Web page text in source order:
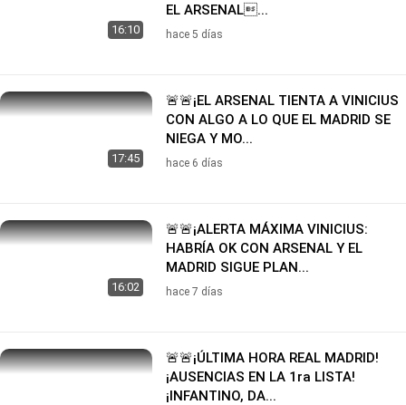
16:10
EL ARSENAL...
hace 5 días
17:45
🚨🚨¡EL ARSENAL TIENTA A VINICIUS
CON ALGO A LO QUE EL MADRID SE
NIEGA Y MO...
hace 6 días
16:02
🚨🚨¡ALERTA MÁXIMA VINICIUS:
HABRÍA OK CON ARSENAL Y EL
MADRID SIGUE PLAN...
hace 7 días
🚨🚨¡ÚLTIMA HORA REAL MADRID!
¡AUSENCIAS EN LA 1ra LISTA!
¡INFANTINO, DA...